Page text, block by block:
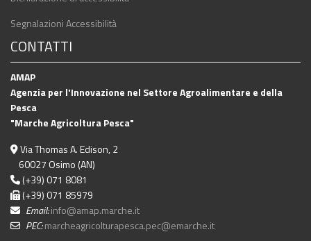
Segnalazioni Accessibilità
CONTATTI
AMAP
Agenzia per l'Innovazione nel Settore Agroalimentare e della
Pesca
"Marche Agricoltura Pesca"
Via Thomas A. Edison, 2
60027 Osimo (AN)
(+39) 071 8081
(+39) 071 85979
Email:info@amap.marche.it
PEC:marcheagricolturapesca.pec@emarche.it